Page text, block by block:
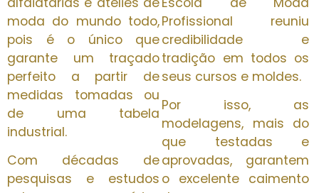
moda do mundo todo,
pois é o único que
garante um traçado
perfeito a partir de
medidas tomadas ou
de uma tabela
industrial.
Com décadas de
pesquisas e estudos
Profissional reuniu
credibilidade e
tradição em todos os
seus cursos e moldes.
Por isso, as
modelagens, mais do
que testadas e
aprovadas, garantem
o excelente caimento